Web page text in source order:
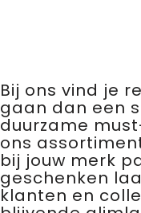
Bij ons vind je
gaan dan een
duurzame
ons
bij jouw merk
geschenken
klanten en